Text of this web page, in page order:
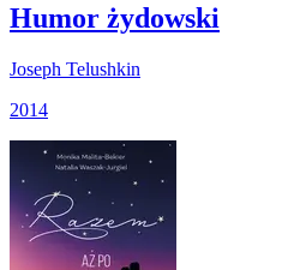
Humor żydowski
Joseph Telushkin
2014